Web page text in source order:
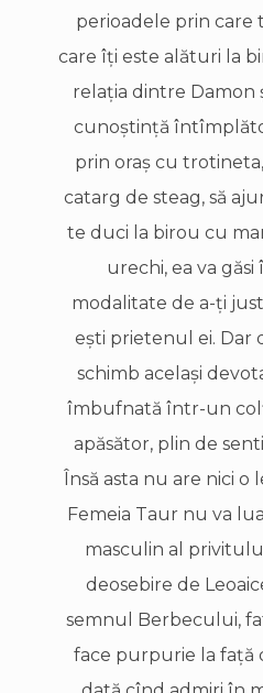
perioadele prin care
care îţi este alături la
relaţia dintre Damon
cunoştinţă
prin oraş cu
catarg de steag, să
te duci la birou cu
urechi, ea va
modalitate de a-ţi
eşti prietenul ei. Dar
schimb acelaşi
îmbufnată într-un
apăsător, plin de
Însă asta nu are nici o
Femeia Taur nu va
masculin al
deosebire de
semnul Berbecului,
face purpurie la faţă